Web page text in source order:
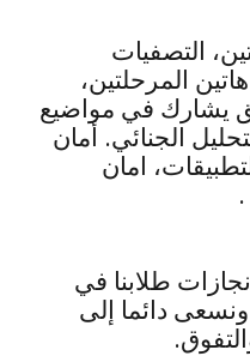
التصفيات
المرحلتين،
يشارك في مواضيع
الجنائي. أمان
امان
طلابنا في
ونسعى دائما إلى